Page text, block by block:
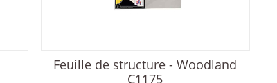
Feuille de structure - Woodland
C1175